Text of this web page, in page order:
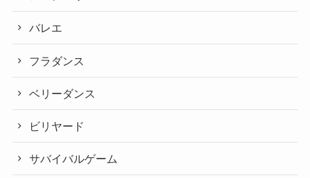
バレエ
フラダンス
ベリーダンス
ビリヤード
サバイバルゲーム